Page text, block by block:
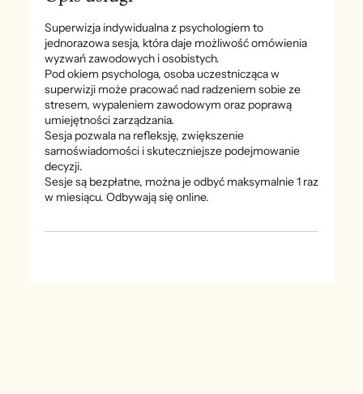
Superwizja indywidualna z psychologiem to
jednorazowa sesja, która daje możliwość omówienia
wyzwań zawodowych i osobistych.
Pod okiem psychologa, osoba uczestnicząca w
superwizji może pracować nad radzeniem sobie ze
stresem, wypaleniem zawodowym oraz poprawą
umiejętności zarządzania.
Sesja pozwala na refleksję, zwiększenie
samoświadomości i skuteczniejsze podejmowanie
decyzji.
Sesje są bezpłatne, można je odbyć maksymalnie 1 raz
w miesiącu. Odbywają się online.